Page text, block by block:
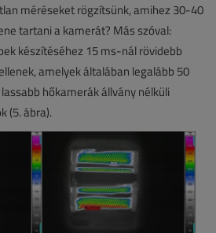
méréseket rögzítsünk, amihez 30-40
tartani a kamerát? Más szóval:
készítéséhez 15 ms-nál rövidebb
amelyek általában legalább 50
hőkamerák állvány nélküli
(5. ábra).